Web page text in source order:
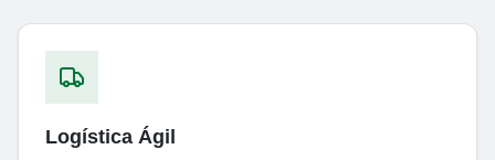
Logística Ágil